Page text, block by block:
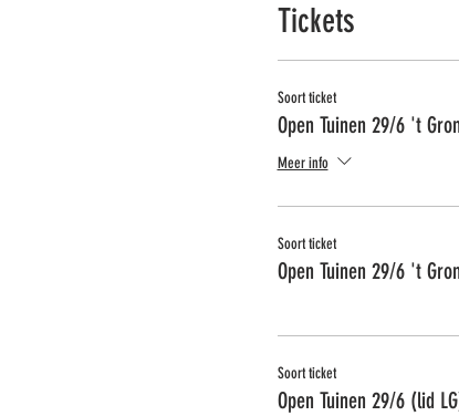
Tickets
Soort ticket
Open Tuinen 29/6 't
Meer info
Soort ticket
Open Tuinen 29/6 't
Soort ticket
Open Tuinen 29/6 (lid